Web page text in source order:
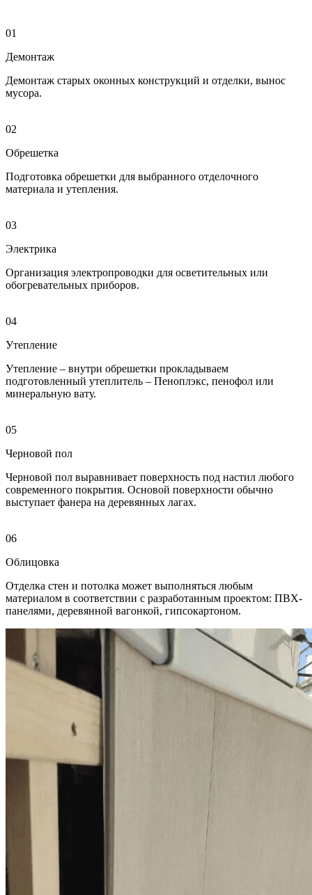
01
Демонтаж
Демонтаж старых оконных конструкций и отделки, вынос
мусора.
02
Обрешетка
Подготовка обрешетки для выбранного отделочного
материала и утепления.
03
Электрика
Организация электропроводки для осветительных или
обогревательных приборов.
04
Утепление
Утепление – внутри обрешетки прокладываем
подготовленный утеплитель – Пеноплэкс, пенофол или
минеральную вату.
05
Черновой пол
Черновой пол выравнивает поверхность под настил любого
современного покрытия. Основой поверхности обычно
выступает фанера на деревянных лагах.
06
Облицовка
Отделка стен и потолка может выполняться любым
материалом в соответствии с разработанным проектом: ПВХ-
панелями, деревянной вагонкой, гипсокартоном.